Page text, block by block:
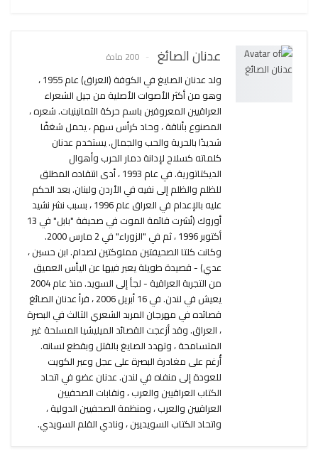
عدنان الصائغ 200 مادة
ولد عدنان الصايغ في الكوفة (العراق) عام 1955 ،
وهو من أكثر الأصوات الأصلية من جيل الشعراء
العراقيين المعروفين باسم حركة الثمانينيات. شعره ،
المصنوع بأناقة ، وحاد كرأس سهم ، يحمل شغفًا
شديدًا بالحرية والحب والجمال. يستخدم عدنان
كلماته كسلاح لإدانة دمار الحرب وأهوال
الديكتاتورية. في عام 1993 ، أدى انتقاده المطلق
للظلم والظلم إلى نفيه في الأردن ولبنان. بعد الحكم
عليه بالإعدام في العراق عام 1996 ، بسبب نشر نشيد
أوروك (نُشرت قائمة الموت في صحيفة "بابل" في 13
أكتوبر 1996 ، ثم في "الزوراء" في 2 مارس 2000.
وكانت كلتا الصحيفتين مملوكتين لصدام. ابن حسين ،
عدي) - قصيدة طويلة يعبر فيها عن اليأس العميق
من التجربة العراقية - لجأ إلى السويد. منذ عام 2004
يعيش في لندن. في 16 أبريل 2006 ، قرأ عدنان الصائغ
قصائده في مهرجان المربد الشعري الثالث في البصرة
، العراق. وقد أزعجت القصائد الميليشيا المسلحة غير
المتسامحة ، وتهدد الصايغ بالقتل وبقطع لسانه.
أُرغم على مغادرة البصرة على عجل وعبر الكويت
للعودة إلى منفاه في لندن. عدنان عضو في اتحاد
الكتاب العراقيين والعرب ، ونقابات الصحفيين
العراقيين والعرب ، ومنظمة الصحفيين الدولية ،
واتحاد الكتاب السويديين ، ونادي القلم السويدي.